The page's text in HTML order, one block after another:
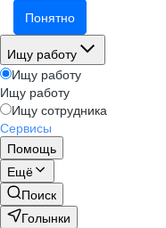
Понятно
Ищу работу
Ищу работу
Ищу работу
Ищу сотрудника
Сервисы
Помощь
Ещё
Поиск
Голынки